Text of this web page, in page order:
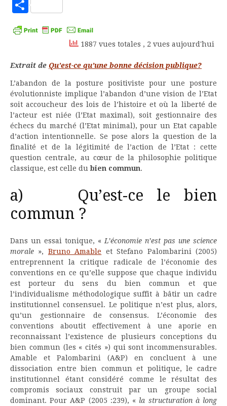
Partager
1887 vues totales , 2 vues aujourd'hui
Extrait de Qu’est-ce qu’une bonne décision publique?
L’abandon de la posture positiviste pour une posture
évolutionniste implique l’abandon d’une vision de l’Etat
soit accoucheur des lois de l’histoire et où la liberté de
l’acteur est niée (l’Etat maximal), soit gestionnaire des
échecs du marché (l’Etat minimal), pour un Etat capable
d’action intentionnelle. Se pose alors la question de la
finalité et de la légitimité de l’action de l’Etat : cette
question centrale, au cœur de la philosophie politique
classique, est celle dubien commun.
a) Qu’est-ce le bien
commun ?
Dans un essai tonique, « L’économie n’est pas une science
morale », Bruno Amable et Stefano Palombarini (2005)
entreprennent la critique radicale de l’économie des
conventions en ce qu’elle suppose que chaque individu
est porteur du sens du bien commun et que
l’individualisme méthodologique suffit à bâtir un cadre
institutionnel consensuel. Le politique n’est plus, alors,
qu’un gestionnaire de consensus. L’économie des
conventions aboutit effectivement à une aporie en
reconnaissant l’existence de plusieurs conceptions du
bien commun (les « cités ») qui sont incommensurables.
Amable et Palombarini (A&P) en concluent à une
dissociation entre bien commun et politique, le cadre
institutionnel étant considéré comme le résultat des
compromis sociaux construit par un groupe social
dominant. Pour A&P (2005 :239), « la structuration à long